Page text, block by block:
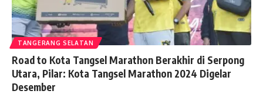
TANGERANG SELATAN
Road to Kota Tangsel Marathon Berakhir di Serpong
Utara, Pilar: Kota Tangsel Marathon 2024 Digelar
Desember